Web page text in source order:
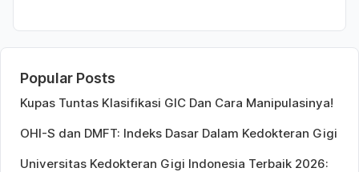
Popular Posts
Kupas Tuntas Klasifikasi GIC Dan Cara Manipulasinya!
OHI-S dan DMFT: Indeks Dasar Dalam Kedokteran Gigi
Universitas Kedokteran Gigi Indonesia Terbaik 2026: